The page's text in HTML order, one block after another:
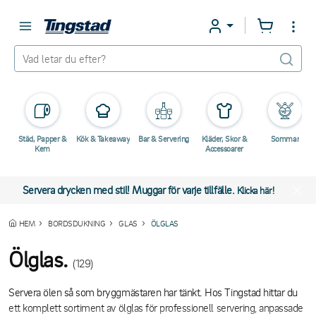
Städ, Papper &
Kem
Kök & Takeaway Bar & Servering
Kläder, Skor &
Accessoarer
Sommar
Servera drycken med stil! Muggar för varje tillfälle. Klicka här!
HEM BORDSDUKNING GLAS ÖLGLAS
Ölglas. (129)
Servera ölen så som bryggmästaren har tänkt. Hos Tingstad hittar du
ett komplett sortiment av ölglas för professionell servering, anpassade